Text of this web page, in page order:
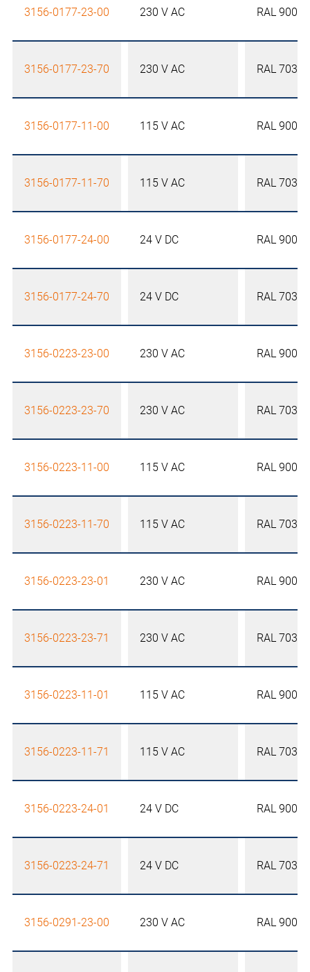
3156-0177-23-00 230 V AC RAL 9005
3156-0177-23-70 230 V AC RAL 7035
3156-0177-11-00 115 V AC RAL 9005
3156-0177-11-70 115 V AC RAL 7035
3156-0177-24-00 24 V DC RAL 9005
3156-0177-24-70 24 V DC RAL 7035
3156-0223-23-00 230 V AC RAL 9005
3156-0223-23-70 230 V AC RAL 7035
3156-0223-11-00 115 V AC RAL 9005
3156-0223-11-70 115 V AC RAL 7035
3156-0223-23-01 230 V AC RAL 9005
3156-0223-23-71 230 V AC RAL 7035
3156-0223-11-01 115 V AC RAL 9005
3156-0223-11-71 115 V AC RAL 7035
3156-0223-24-01 24 V DC RAL 9005
3156-0223-24-71 24 V DC RAL 7035
3156-0291-23-00 230 V AC RAL 9005